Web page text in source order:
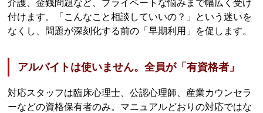
介護、金銭問題など、プライベートな悩みまで幅広く受け
付けます。「こんなこと相談していいの？」という迷いを
なくし、問題が深刻化する前の「早期利用」を促します。
アルバイトは使いません。全員が「有資格者」
対応スタッフは臨床心理士、公認心理師、産業カウンセラ
ーなどの資格保有者のみ。マニュアルどおりの対応ではな